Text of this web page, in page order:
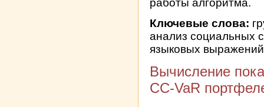
работы алгоритма.
Ключевые слова:
анализ социальных
языковых выражений
Вычисление
CC-VaR